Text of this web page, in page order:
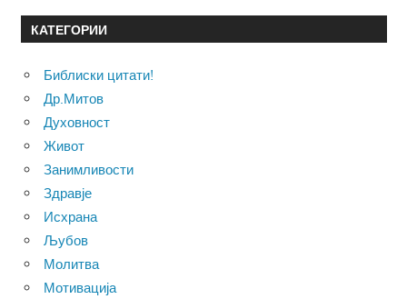
КАТЕГОРИИ
Библиски цитати!
Др.Митов
Духовност
Живот
Занимливости
Здравје
Исхрана
Љубов
Молитва
Мотивација